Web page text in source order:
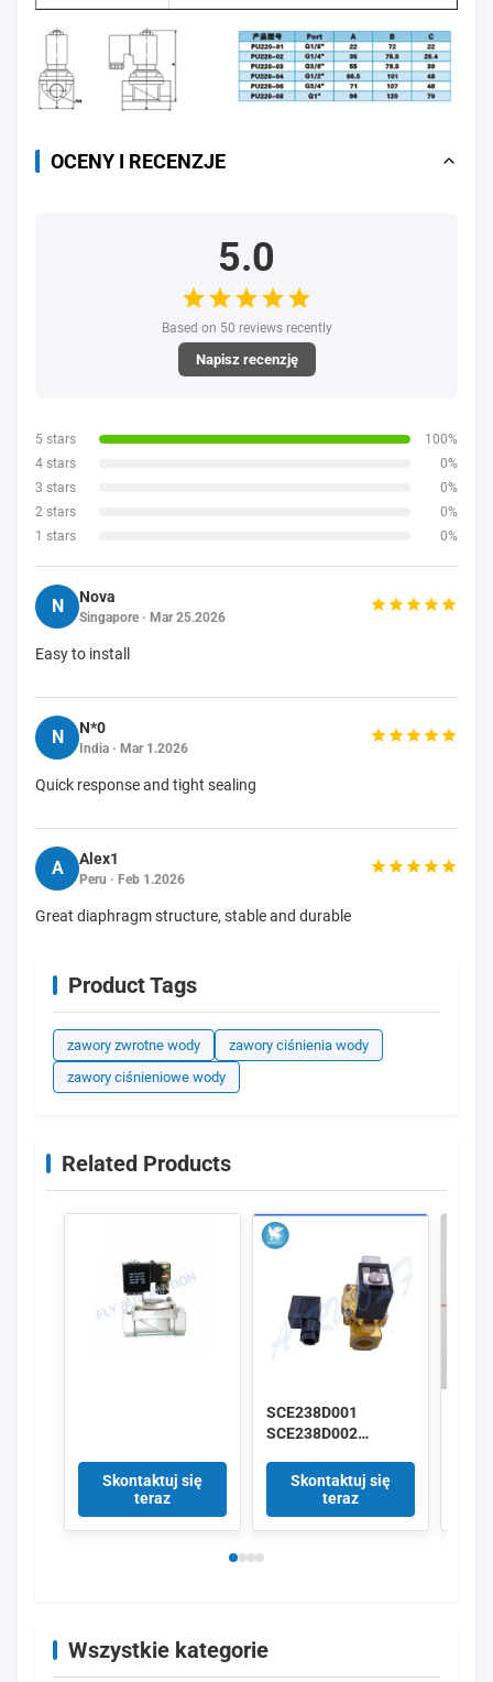
OCENY I RECENZJE
5.0
Based on 50 reviews recently
Napisz recenzję
5 stars
100%
4 stars
0%
3 stars
0%
2 stars
0%
1 stars
0%
N Nova
Singapore · Mar 25.2026
Easy to install
N N*0
India · Mar 1.2026
Quick response and tight sealing
A Alex1
Peru · Feb 1.2026
Great diaphragm structure, stable and durable
Product Tags
zawory zwrotne wody
zawory ciśnienia wody
zawory ciśnieniowe wody
Related Products
Skontaktuj się
teraz
SCE238D001
SCE238D002
przepływu wody
SCE238D004
SCE238D005
Skontaktuj się
teraz
Wszystkie kategorie